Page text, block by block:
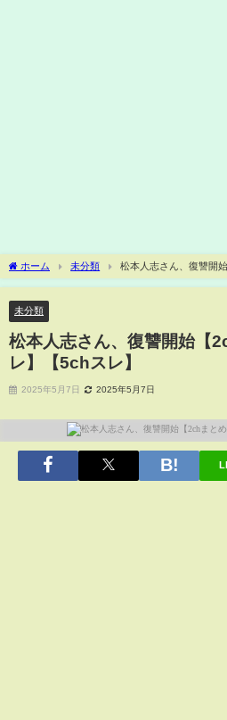
ホーム 未分類
松本人志さん、復讐開
レ】
未分類
松本人志さん、復讐開始【
レ】【5chスレ】
2025年5月7日 2025年5月7日